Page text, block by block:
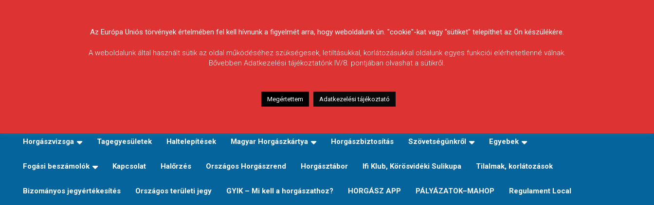
Körösvidéki Horgász
Egyesületek
Horgászvizsga Tagegyesületek Haltelepítések Magyar Horgászkártya Horgászbiztosítás Szövetségünkről Egyebek
Fogási beszámolók Kapcsolat Halőrzés Országos Horgászrend Horgásztábor Ifi Klub, Körösvidéki Sulikupa Tilalmak, korlátozások
Bizományos jegyértékesítés Országos területi jegy GYIK – Mi kell a horgászathoz? HORGÁSZ APP PÁLYÁZATOK–MAHOP Regulament Local
Az Európa Uniós törvények értelmében fel kell hívnunk a figyelmét arra, hogy weboldalunk ún. "cookie"-kat vagy "sütiket" telepíthet az Ön készülékére.
A weboldalunk által használt sütik az oldal működéséhez szükségesek, letiltásukkal, korlátozásukkal oldalunk egyes funkciói elérhetetlenné válnak.
Bővebben Adatkezelési tájékoztatónk IV/8. pontjában olvashat a sütikről.
Megértettem Adatkezelési tájékoztató